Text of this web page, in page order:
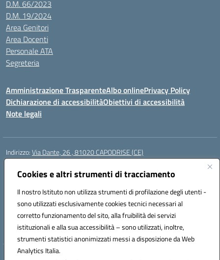
Cookies e altri strumenti di tracciamento
Il nostro Istituto non utilizza strumenti di profilazione degli utenti -
sono utilizzati esclusivamente cookies tecnici necessari al
corretto funzionamento del sito, alla fruibilità dei servizi
istituzionali e alla sua accessibilità – sono utilizzati, inoltre,
strumenti statistici anonimizzati messi a disposizione da Web
Analytics Italia.
D.M. 66/2023
D.M. 19/2024
Area Genitori
Area Docenti
Personale ATA
Segreteria
Amministrazione TrasparenteAlbo onlinePrivacy Policy
Dichiarazione di accessibilitàObiettivi di accessibilità
Note legali
Indirizzo:Via Dante, 26 , 81020 CAPODRISE (CE)
Centralino:
Posta elettronica certificata (PEC):CEIC83000V@pec.istruzione.it
Codice fiscale: 80103200616
Codice meccanografico:CEIC83000V
Codice Indice delle Pubbliche Amministrazioni (IPA): istsc_ceic83000v
Codice unico di fatturazione (CUF): UFO76N